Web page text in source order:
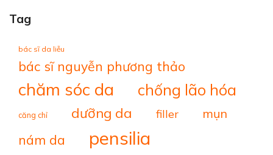
Tag
bác sĩ da liễu
bác sĩ nguyễn phương thảo
chăm sóc da chống lão hóa
căng chỉ dưỡng da filler mụn
nám da pensilia